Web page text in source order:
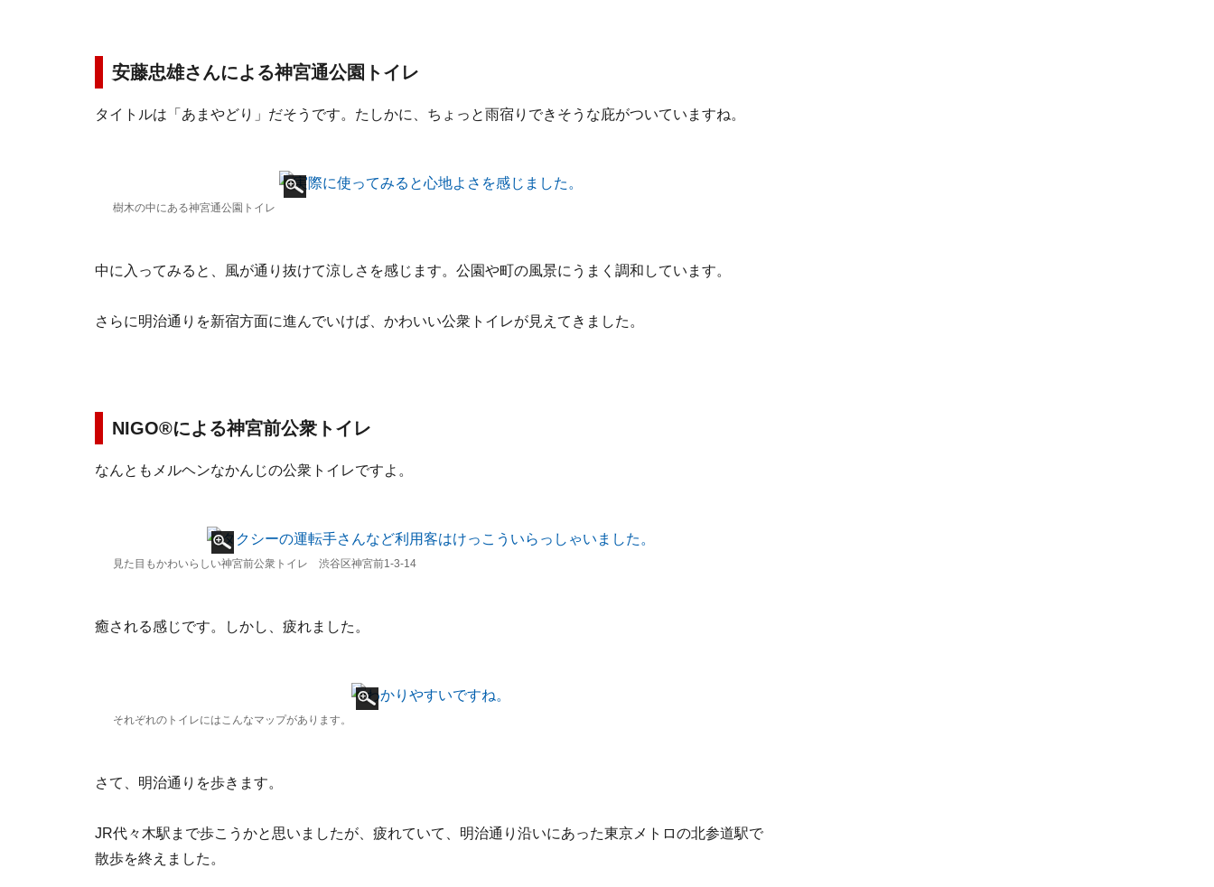
安藤忠雄さんによる神宮通公園トイレ
タイトルは「あまやどり」だそうです。たしかに、ちょっと雨宿りできそうな庇がついていますね。
樹木の中にある神宮通公園トイレ
中に入ってみると、風が通り抜けて涼しさを感じます。公園や町の風景にうまく調和しています。
さらに明治通りを新宿方面に進んでいけば、かわいい公衆トイレが見えてきました。
NIGO®による神宮前公衆トイレ
なんともメルヘンなかんじの公衆トイレですよ。
見た目もかわいらしい神宮前公衆トイレ 渋谷区神宮前1-3-14
癒される感じです。しかし、疲れました。
それぞれのトイレにはこんなマップがあります。
さて、明治通りを歩きます。
JR代々木駅まで歩こうかと思いましたが、疲れていて、明治通り沿いにあった東京メトロの北参道駅で
散歩を終えました。